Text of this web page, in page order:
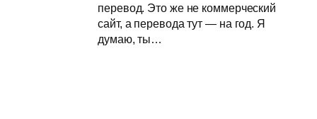
перевод. Это же не коммерческий
сайт, а перевода тут — на год. Я
думаю, ты…